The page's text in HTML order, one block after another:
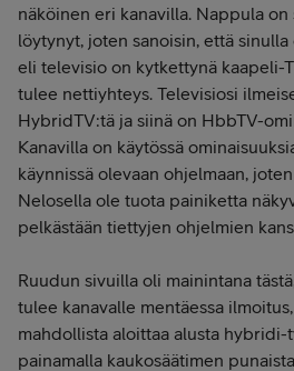
näköinen eri kanavilla. Nappula
löytynyt, joten sanoisin, että
eli televisio on kytkettynä kaapeli-
tulee nettiyhteys. Televisiosi
HybridTV:tä ja siinä on HbbTV-
Kanavilla on käytössä
käynnissä olevaan ohjelmaan,
Nelosella ole tuota painiketta
pelkästään tiettyjen ohjelmien
Ruudun sivuilla oli mainintana
tulee kanavalle mentäessa
mahdollista aloittaa alusta hybridi-
painamalla kaukosäätimen